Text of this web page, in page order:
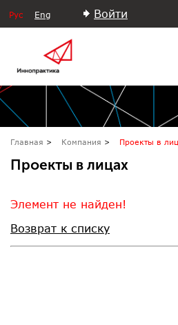
Рус Eng Войти
Главная Компания Проекты в
Проекты в лицах
Элемент не найден!
Возврат к списку